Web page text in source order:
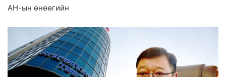
АН-ын өнөөгийн